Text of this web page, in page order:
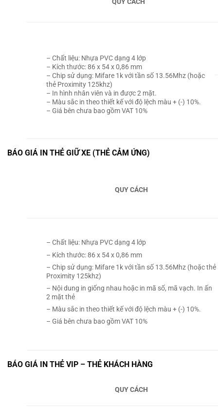
QUY CÁCH
– Chất liệu: Nhựa PVC dạng 4 lớp
– Kích thước:86 x 54 x 0,86 mm
– Chip sử dụng: Mifare 1k với tần số 13.56Mhz (hoặc
thẻ Proximity 125khz)
– In hình nhân viên và in được 2 mặt.
– Màu sắc in theo thiết kế với độ lệch màu + (-) 10%.
– Giá bên chưa bao gồm VAT 10%
BÁO GIÁ IN THẺ GIỮ XE (THẺ CẢM ỨNG)
QUY CÁCH
– Chất liệu: Nhựa PVC dạng 4 lớp
– Kích thước: 86 x 54 x 0,86 mm
– Chip sử dụng: Mifare 1k với tần số 13.56Mhz (hoặc thẻ
Proximity 125khz)
– Nội dung in giống nhau hoặc in mã số, mã vạch. In ấn
2 mặt thẻ
– Màu sắc in theo thiết kế với độ lệch màu + (-) 10%.
– Giá bên chưa bao gồm VAT 10%
BÁO GIÁ IN THẺ VIP – THẺ KHÁCH HÀNG
QUY CÁCH